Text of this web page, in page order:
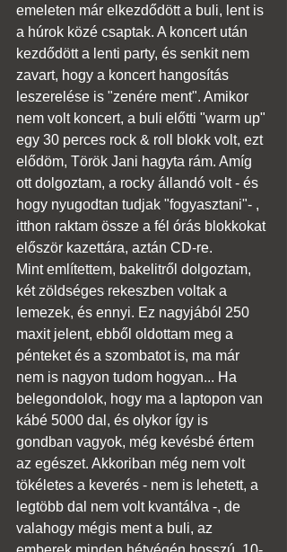
emeleten már elkezdődött a buli, lent is
a húrok közé csaptak. A koncert után
kezdődött a lenti party, és senkit nem
zavart, hogy a koncert hangosítás
leszerelése is "zenére ment". Amikor
nem volt koncert, a buli előtti "warm up"
egy 30 perces rock & roll blokk volt, ezt
elődöm, Török Jani hagyta rám. Amíg
ott dolgoztam, a rocky állandó volt - és
hogy nyugodtan tudjak "fogyasztani"- ,
itthon raktam össze a fél órás blokkokat
először kazettára, aztán CD-re.
Mint említettem, bakelitről dolgoztam,
két zöldséges rekeszben voltak a
lemezek, és ennyi. Ez nagyjából 250
maxit jelent, ebből oldottam meg a
pénteket és a szombatot is, ma már
nem is nagyon tudom hogyan... Ha
belegondolok, hogy ma a laptopon van
kábé 5000 dal, és olykor így is
gondban vagyok, még kevésbé értem
az egészet. Akkoriban még nem volt
tökéletes a keverés - nem is lehetett, a
legtöbb dal nem volt kvantálva -, de
valahogy mégis ment a buli, az